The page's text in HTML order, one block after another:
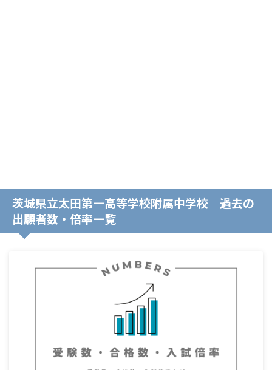
茨城県立太田第一高等学校附属中学校｜過去の
出願者数・倍率一覧